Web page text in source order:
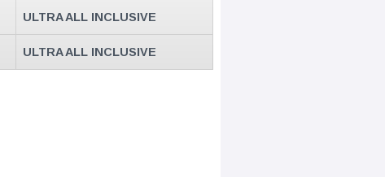
ULTRA ALL INCLUSIVE
ULTRA ALL INCLUSIVE